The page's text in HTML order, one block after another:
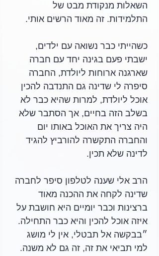
השאלות מנקודת מבט של
התלמידות. זה מאוד הרשים אותי.
כשהייתי כבר נשואה עם ילדים,
ישבתי פעם בגינה יחד עם חברה
שארגנה ארוחות ליולדת, החברה
סיפרה לי שדינה גם התנדבה להכין
אוכל ליולדת, למרות שהיא כבר לא
בשלב הזה בחיים, אך הסתבר שלא
היה צריך את האוכל באותו יום
והחברה התקשרה להורביץ להגיד
לדינה שלא תכין.
הרב אלי שענה לטלפון סיפר לחברה
שדינה לקחה את ההכנה מאוד
ברצינות וכבר יומיים היא חושבת על
איזה אוכל להכין והיא כבר התחילה.
״בבקשה אל תבטלי, אין לי מושג
למי תביאי את זה, זה גם לא משנה.